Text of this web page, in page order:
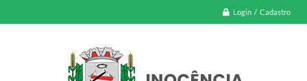
Login / Cadastro